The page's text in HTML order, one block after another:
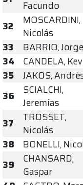
Facundo
32
MOSCARDINI,
Nicolás
33
BARRIO, Jorge
34
CANDELA,
35
JAKOS,
36
SCIALCHI,
Jeremías
37
TROSSET,
Nicolás
38
BONELLI,
39
CHANSARD,
Gaspar